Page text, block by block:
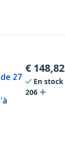
27
€ 148,82
En stock
206